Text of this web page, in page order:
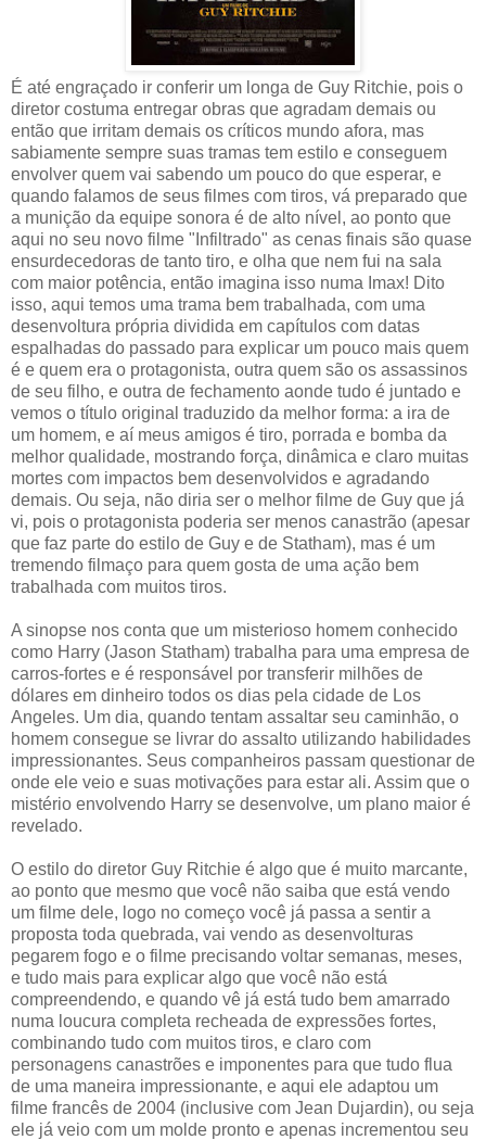
É até engraçado ir conferir um longa de Guy Ritchie, pois o
diretor costuma entregar obras que agradam demais ou
então que irritam demais os críticos mundo afora, mas
sabiamente sempre suas tramas tem estilo e conseguem
envolver quem vai sabendo um pouco do que esperar, e
quando falamos de seus filmes com tiros, vá preparado que
a munição da equipe sonora é de alto nível, ao ponto que
aqui no seu novo filme "Infiltrado" as cenas finais são quase
ensurdecedoras de tanto tiro, e olha que nem fui na sala
com maior potência, então imagina isso numa Imax! Dito
isso, aqui temos uma trama bem trabalhada, com uma
desenvoltura própria dividida em capítulos com datas
espalhadas do passado para explicar um pouco mais quem
é e quem era o protagonista, outra quem são os assassinos
de seu filho, e outra de fechamento aonde tudo é juntado e
vemos o título original traduzido da melhor forma: a ira de
um homem, e aí meus amigos é tiro, porrada e bomba da
melhor qualidade, mostrando força, dinâmica e claro muitas
mortes com impactos bem desenvolvidos e agradando
demais. Ou seja, não diria ser o melhor filme de Guy que já
vi, pois o protagonista poderia ser menos canastrão (apesar
que faz parte do estilo de Guy e de Statham), mas é um
tremendo filmaço para quem gosta de uma ação bem
trabalhada com muitos tiros.
A sinopse nos conta que um misterioso homem conhecido
como Harry (Jason Statham) trabalha para uma empresa de
carros-fortes e é responsável por transferir milhões de
dólares em dinheiro todos os dias pela cidade de Los
Angeles. Um dia, quando tentam assaltar seu caminhão, o
homem consegue se livrar do assalto utilizando habilidades
impressionantes. Seus companheiros passam questionar de
onde ele veio e suas motivações para estar ali. Assim que o
mistério envolvendo Harry se desenvolve, um plano maior é
revelado.
O estilo do diretor Guy Ritchie é algo que é muito marcante,
ao ponto que mesmo que você não saiba que está vendo
um filme dele, logo no começo você já passa a sentir a
proposta toda quebrada, vai vendo as desenvolturas
pegarem fogo e o filme precisando voltar semanas, meses,
e tudo mais para explicar algo que você não está
compreendendo, e quando vê já está tudo bem amarrado
numa loucura completa recheada de expressões fortes,
combinando tudo com muitos tiros, e claro com
personagens canastrões e imponentes para que tudo flua
de uma maneira impressionante, e aqui ele adaptou um
filme francês de 2004 (inclusive com Jean Dujardin), ou seja
ele já veio com um molde pronto e apenas incrementou seu